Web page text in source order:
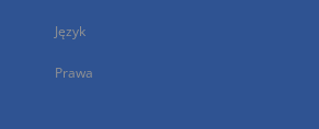
Język
Prawa